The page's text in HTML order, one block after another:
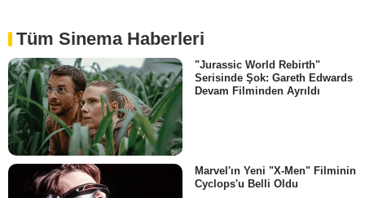
Tüm Sinema Haberleri
"Jurassic World Rebirth"
Serisinde Şok: Gareth Edwards
Devam Filminden Ayrıldı
Marvel'ın Yeni "X-Men" Filminin
Cyclops'u Belli Oldu